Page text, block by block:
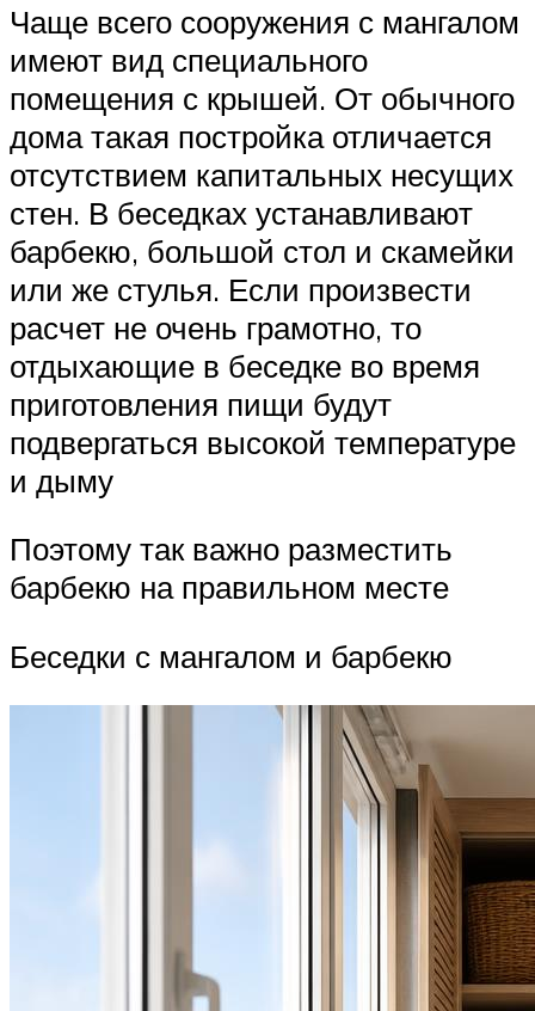
Чаще всего сооружения с мангалом
имеют вид специального
помещения с крышей. От обычного
дома такая постройка отличается
отсутствием капитальных несущих
стен. В беседках устанавливают
барбекю, большой стол и скамейки
или же стулья. Если произвести
расчет не очень грамотно, то
отдыхающие в беседке во время
приготовления пищи будут
подвергаться высокой температуре
и дыму
Поэтому так важно разместить
барбекю на правильном месте
Беседки с мангалом и барбекю